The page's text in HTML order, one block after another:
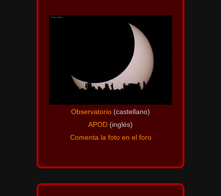
Observatorio (castellano)
APOD (inglés)
Comenta la foto en el foro